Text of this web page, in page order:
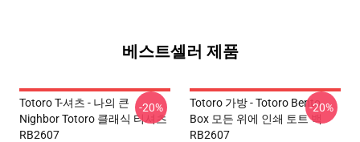
베스트셀러 제품
Totoro T-셔츠 - 나의 큰
Nighbor Totoro 클래식 티셔츠
RB2607
-20%
Totoro 가방 - Totoro Bento
Box 모든 위에 인쇄 토트 백
RB2607
-20%